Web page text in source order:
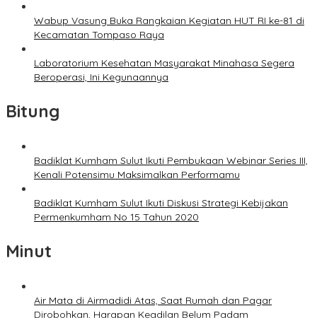
Wabup Vasung Buka Rangkaian Kegiatan HUT RI ke-81 di
Kecamatan Tompaso Raya
Laboratorium Kesehatan Masyarakat Minahasa Segera
Beroperasi, Ini Kegunaannya
Bitung
Badiklat Kumham Sulut Ikuti Pembukaan Webinar Series III,
Kenali Potensimu Maksimalkan Performamu
Badiklat Kumham Sulut Ikuti Diskusi Strategi Kebijakan
Permenkumham No 15 Tahun 2020
Minut
Air Mata di Airmadidi Atas, Saat Rumah dan Pagar
Dirobohkan, Harapan Keadilan Belum Padam